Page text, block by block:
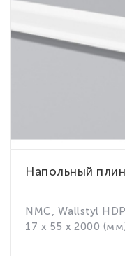
Напольный
NMC, Wallstyl
17 x 55 x 2000